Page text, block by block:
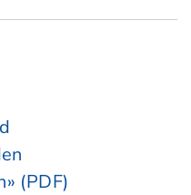
(PDF)